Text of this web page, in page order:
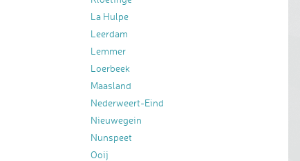
La Hulpe
Leerdam
Lemmer
Loerbeek
Maasland
Nederweert-Eind
Nieuwegein
Nunspeet
Ooij